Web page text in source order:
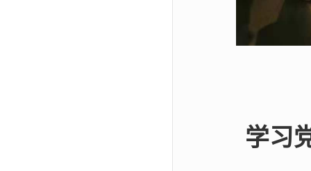
学习